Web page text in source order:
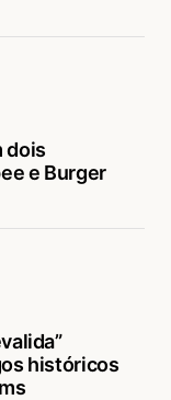
dois
e Burger
históricos